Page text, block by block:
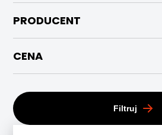
PRODUCENT
CENA
Filtruj